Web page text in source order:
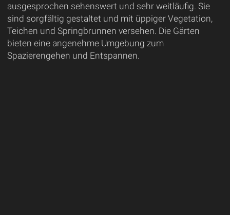
ausgesprochen sehenswert und sehr weitläufig. Sie
sind sorgfältig gestaltet und mit üppiger Vegetation,
Teichen und Springbrunnen versehen. Die Gärten
bieten eine angenehme Umgebung zum
Spazierengehen und Entspannen.